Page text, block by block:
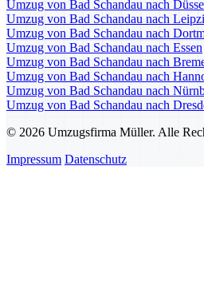
Umzug von Bad Schandau nach
Umzug von Bad Schandau nach
Umzug von Bad Schandau nach
Umzug von Bad Schandau nach Essen
Umzug von Bad Schandau nach
Umzug von Bad Schandau nach
Umzug von Bad Schandau nach
Umzug von Bad Schandau nach
© 2026 Umzugsfirma Müller. Alle
Impressum Datenschutz